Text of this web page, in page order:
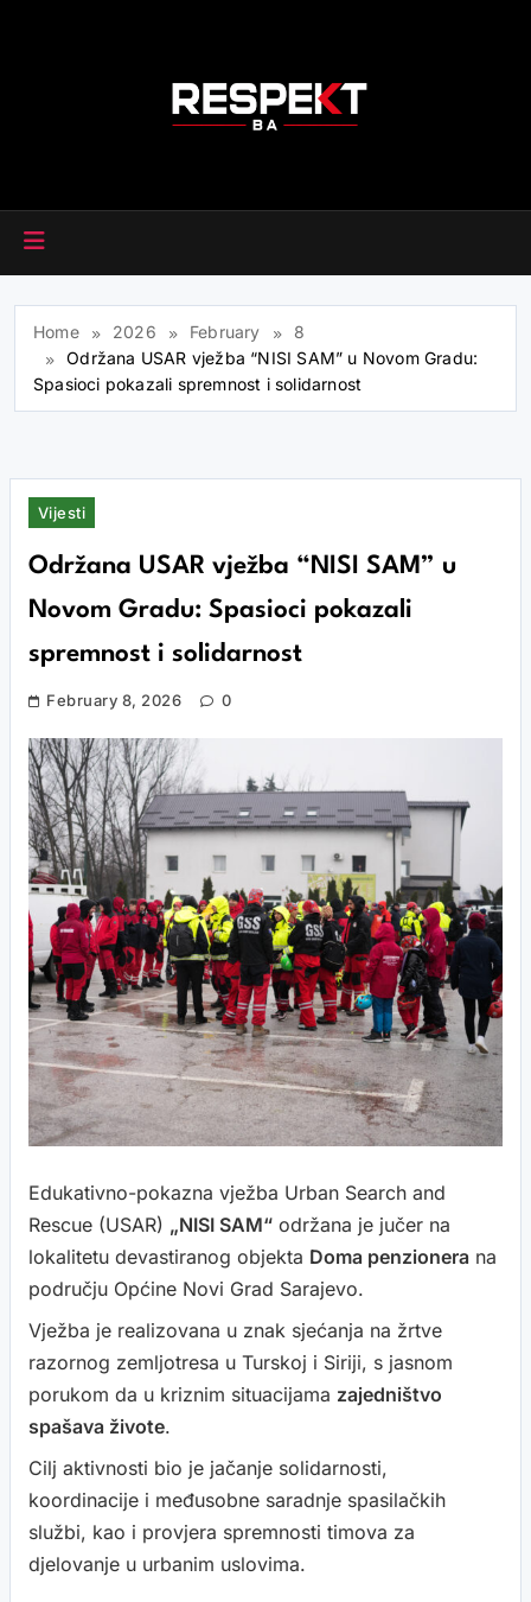
Home 2026 February
8
Održana USAR vježba “NISI SAM” u Novom Gradu:
Spasioci pokazali spremnost i solidarnost
Vijesti
Održana USAR vježba “NISI SAM” u
Novom Gradu: Spasioci pokazali
spremnost i solidarnost
February 8, 2026 0
Edukativno-pokazna vježba Urban Search and
Rescue (USAR) „NISI SAM“ održana je jučer na
lokalitetu devastiranog objekta Doma penzionera na
području Općine Novi Grad Sarajevo.
Vježba je realizovana u znak sjećanja na žrtve
razornog zemljotresa u Turskoj i Siriji, s jasnom
porukom da u kriznim situacijama zajedništvo
spašava živote.
Cilj aktivnosti bio je jačanje solidarnosti,
koordinacije i međusobne saradnje spasilačkih
službi, kao i provjera spremnosti timova za
djelovanje u urbanim uslovima.